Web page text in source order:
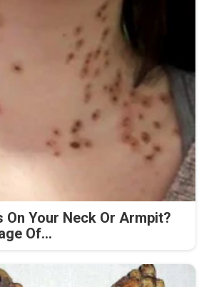
On Your Neck Or Armpit?
Of...